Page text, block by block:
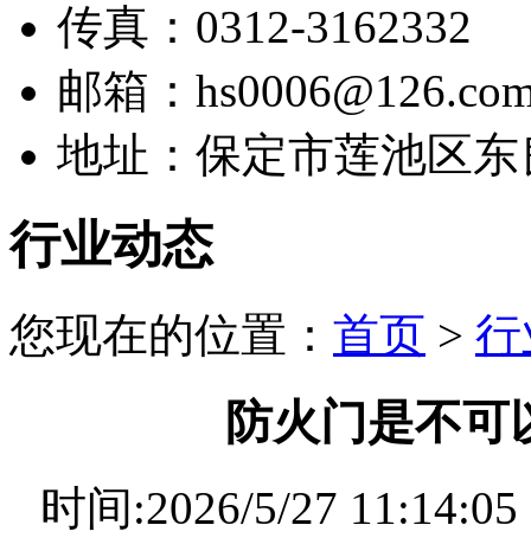
传真：0312-3162332
邮箱：
地址：保定市莲池区
行业动态
您现在的位置： 首页 >
防火门是不
时间:2026/5/27